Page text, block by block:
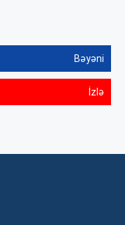
Bəyəni
İzlə